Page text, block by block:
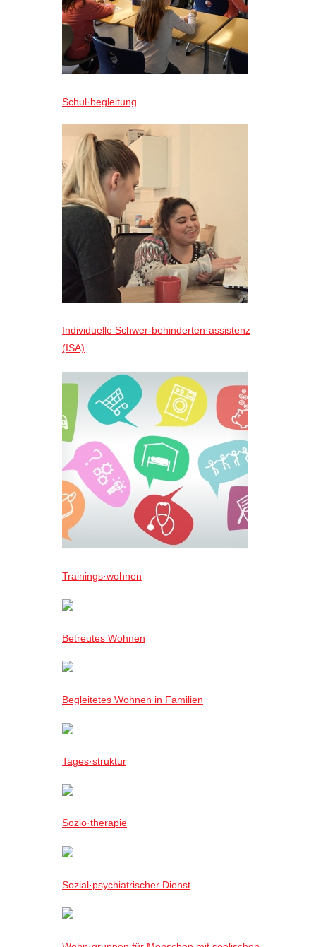
Schul·begleitung
Individuelle Schwer-behinderten·assistenz
(ISA)
Trainings·wohnen
Betreutes Wohnen
Begleitetes Wohnen in Familien
Tages·struktur
Sozio·therapie
Sozial·psychiatrischer Dienst